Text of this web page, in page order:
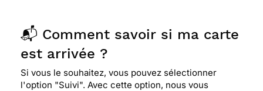
📬 Comment savoir si ma carte
est arrivée ?
Si vous le souhaitez, vous pouvez sélectionner
l'option "Suivi". Avec cette option, nous vous